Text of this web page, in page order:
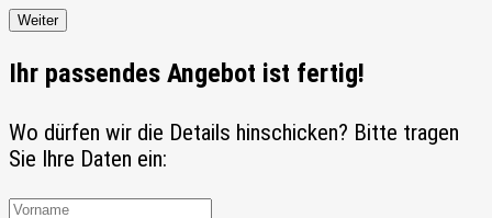
Weiter
Ihr passendes Angebot ist fertig!
Wo dürfen wir die Details hinschicken? Bitte tragen
Sie Ihre Daten ein: